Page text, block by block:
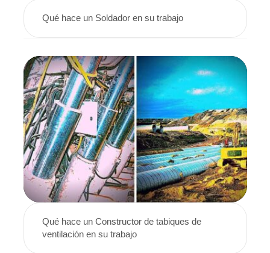
Qué hace un Soldador en su trabajo
Qué hace un Constructor de tabiques de
ventilación en su trabajo